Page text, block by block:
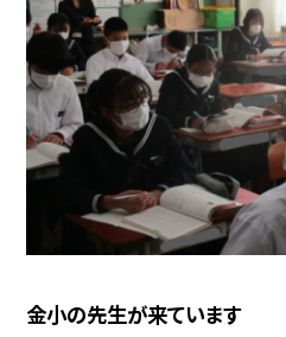
金小の先生が来ています